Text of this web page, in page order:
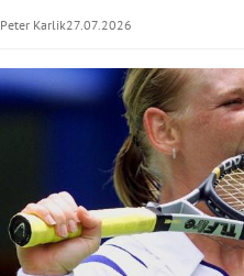
Peter Karlik27.07.2026